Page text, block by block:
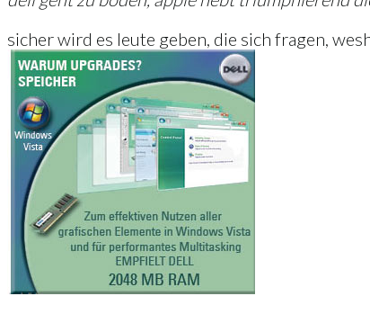
sicher wird es leute geben, die sich fragen,